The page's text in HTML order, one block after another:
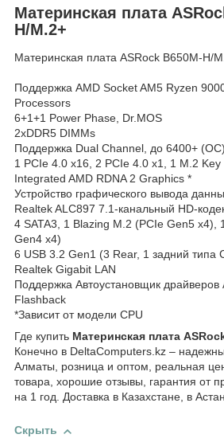
Материнская плата
H/M.2+
Материнская плата ASRock B650M-H/
Поддержка AMD Socket AM5 Ryzen
Processors
6+1+1 Power Phase, Dr.MOS
2xDDR5 DIMMs
Поддержка Dual Channel, до 6400+ (OC)
1 PCIe 4.0 x16, 2 PCIe 4.0 x1, 1 M.2
Integrated AMD RDNA 2 Graphics *
Устройство графического вывода
Realtek ALC897 7.1-канальный HD-
4 SATA3, 1 Blazing M.2 (PCIe Gen5 x4),
Gen4 x4)
6 USB 3.2 Gen1 (3 Rear, 1 задний типа
Realtek Gigabit LAN
Поддержка Автоустановщик драйверов
Flashback
*Зависит от модели CPU
Где купить Материнская плата
Конечно в DeltaComputers.kz –
Алматы, розница и оптом, реальная
товара, хорошие отзывы, гарантия от
на 1 год. Доставка в Казахстане, в
Скрыть